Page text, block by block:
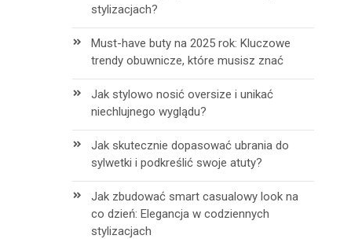
stylizacjach?
Must-have buty na 2025 rok: Kluczowe
trendy obuwnicze, które musisz znać
Jak stylowo nosić oversize i unikać
niechlujnego wyglądu?
Jak skutecznie dopasować ubrania do
sylwetki i podkreślić swoje atuty?
Jak zbudować smart casualowy look na
co dzień: Elegancja w codziennych
stylizacjach